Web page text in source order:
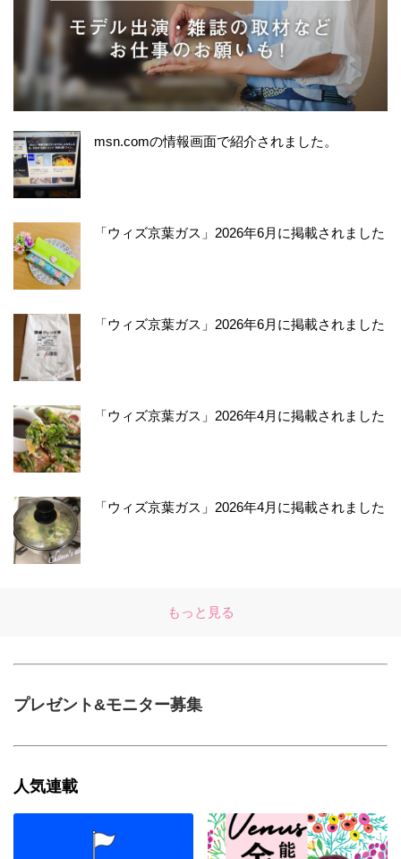
msn.comの情報画面で紹介されました。
「ウィズ京葉ガス」2026年6月に掲載されました
「ウィズ京葉ガス」2026年6月に掲載されました
「ウィズ京葉ガス」2026年4月に掲載されました
「ウィズ京葉ガス」2026年4月に掲載されました
もっと見る
プレゼント&モニター募集
人気連載